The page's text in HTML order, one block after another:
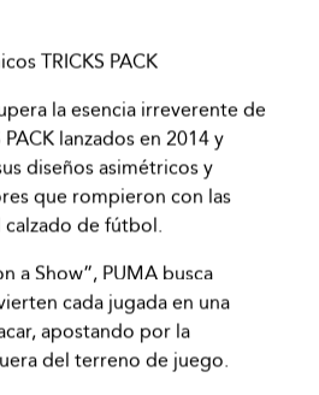
TRICKS PACK
la esencia irreverente de
lanzados en 2014 y
diseños asimétricos y
que rompieron con las
de fútbol.
a Show”, PUMA busca
cada jugada en una
apostando por la
del terreno de juego.